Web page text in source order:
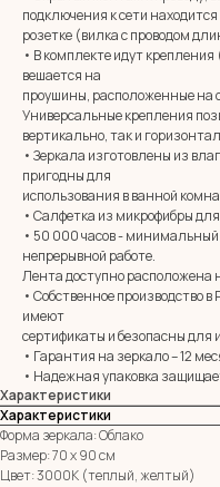
подключения к сети
розетке (вилка с проводом
• В комплекте идут
вешается на
проушины, расположенные на
Универсальные крепления
вертикально, так и
• Зеркала изготовлены из
пригодны для
использования в ванной
• Салфетка из микрофибры
• 50 000 часов - минимальный
непрерывной работе.
Лента доступно
• Собственное производство
имеют
сертификаты и безопасны для
• Гарантия на зеркало – 12
• Надежная упаковка
Характеристики
Характеристики
Форма зеркала: Облако
Размер: 70 х 90 см
Цвет: 3000К (теплый, желтый)
MIRROR ROOM
+7 (961) 595-72-73
E-mail:
Адрес: 350037, г. Краснодар,
ул. Казачья, д. 2А
zerkala@ksk23.ru
Остались вопросы?
Оставь заявку и мы с Вами
Имя
Телефон
+7